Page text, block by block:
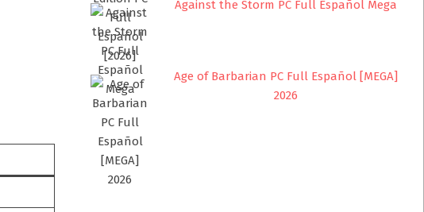
Against the Storm PC Full Español Mega
Age of Barbarian PC Full Español [MEGA]
2026